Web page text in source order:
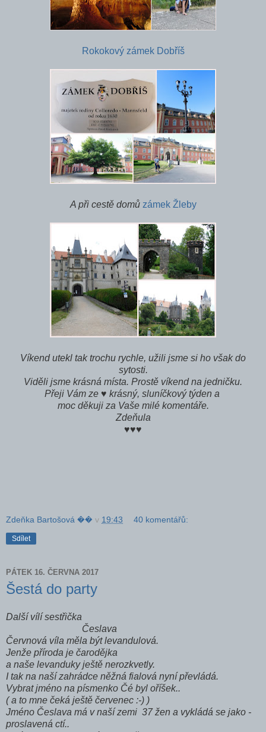
Rokokový zámek Dobříš
A při cestě domů zámek Žleby
Víkend utekl tak trochu rychle, užili jsme si ho však do
sytosti.
Viděli jsme krásná místa. Prostě víkend na jedničku.
Přeji Vám ze ♥ krásný, sluníčkový týden a
moc děkuji za Vaše milé komentáře.
Zdeňula
♥♥♥
Zdeňka Bartošová �� v 19:43 40 komentářů:
Sdílet
PÁTEK 16. ČERVNA 2017
Šestá do party
Další vílí sestřička
Česlava
Červnová víla měla být levandulová.
Jenže příroda je čarodějka
a naše levanduky ještě nerozkvetly.
I tak na naší zahrádce něžná fialová nyní převládá.
Vybrat jméno na písmenko Čé byl oříšek..
( a to mne čeká ještě červenec :-) )
Jméno Česlava má v naší zemi 37 žen a vykládá se jako -
proslavená ctí..